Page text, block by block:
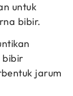
untuk
bibir.
bibir
jarum